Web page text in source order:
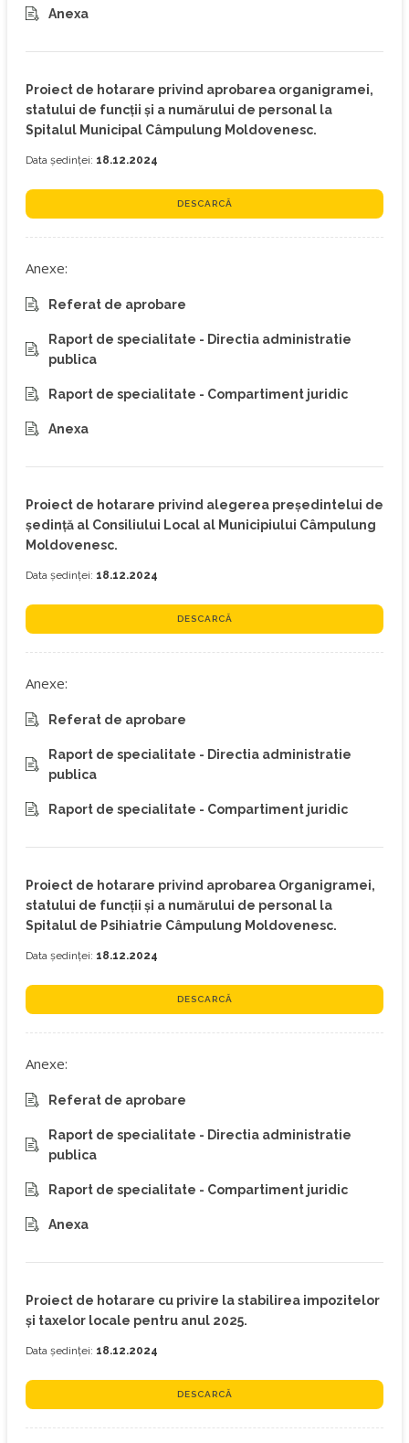
Anexa
Proiect de hotarare privind aprobarea organigramei,
statului de funcţii şi a numărului de personal la
Spitalul Municipal Câmpulung Moldovenesc.
Data ședinței: 18.12.2024
DESCARCĂ
Anexe:
Referat de aprobare
Raport de specialitate - Directia administratie
publica
Raport de specialitate - Compartiment juridic
Anexa
Proiect de hotarare privind alegerea preşedintelui de
şedință al Consiliului Local al Municipiului Câmpulung
Moldovenesc.
Data ședinței: 18.12.2024
DESCARCĂ
Anexe:
Referat de aprobare
Raport de specialitate - Directia administratie
publica
Raport de specialitate - Compartiment juridic
Proiect de hotarare privind aprobarea Organigramei,
statului de funcţii şi a numărului de personal la
Spitalul de Psihiatrie Câmpulung Moldovenesc.
Data ședinței: 18.12.2024
DESCARCĂ
Anexe:
Referat de aprobare
Raport de specialitate - Directia administratie
publica
Raport de specialitate - Compartiment juridic
Anexa
Proiect de hotarare cu privire la stabilirea impozitelor
şi taxelor locale pentru anul 2025.
Data ședinței: 18.12.2024
DESCARCĂ